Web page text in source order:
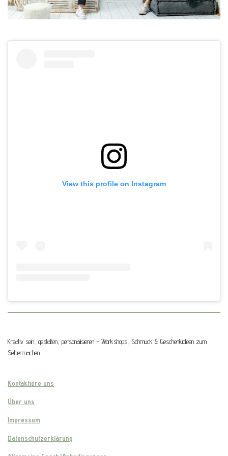
View this profile on Instagram
Kreativ sein, gestalten, personalisieren – Workshops, Schmuck & Geschenkideen zum
Selbermachen
Kontaktiere uns
Über uns
Impressum
Datenschutzerklärung